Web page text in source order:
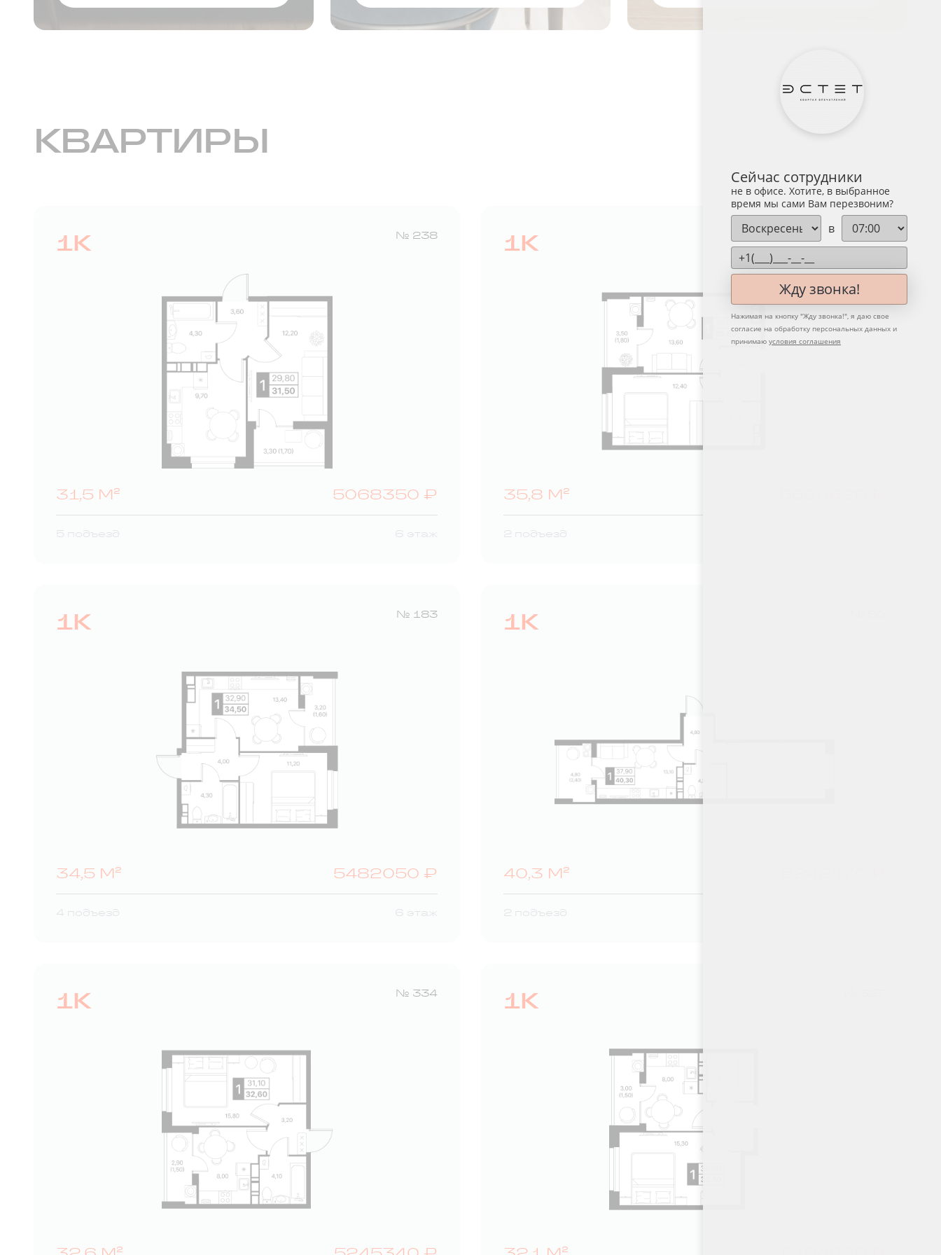
КВАРТИРЫ
1К № 238
31,5 М² 5068350 ₽
5 подъезд 6 этаж
1К № 54
35,8 М²
2 подъезд
1К № 183
34,5 М² 5482050 ₽
4 подъезд 6 этаж
1К
40,3 М²
2 подъезд
1К № 334 1К
Сейчас сотрудники
не в офисе. Хотите, в выбранное
время мы сами Вам перезвоним?
в
Жду звонка!
Нажимая на кнопку "Жду звонка!", я даю свое
согласие на обработку персональных данных и
принимаю условия соглашения